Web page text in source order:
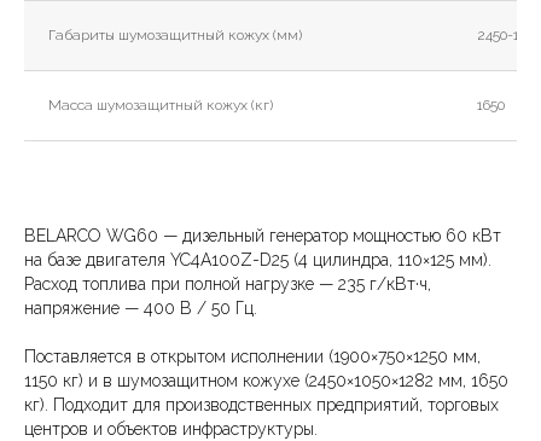
Габариты шумозащитный кожух (мм) 2450-
Масса шумозащитный кожух (кг) 1650
BELARCO WG60 — дизельный генератор мощностью 60 кВт
на базе двигателя YC4A100Z-D25 (4 цилиндра, 110×125 мм).
Расход топлива при полной нагрузке — 235 г/кВт·ч,
напряжение — 400 В / 50 Гц.
Поставляется в открытом исполнении (1900×750×1250 мм,
1150 кг) и в шумозащитном кожухе (2450×1050×1282 мм, 1650
кг). Подходит для производственных предприятий, торговых
центров и объектов инфраструктуры.